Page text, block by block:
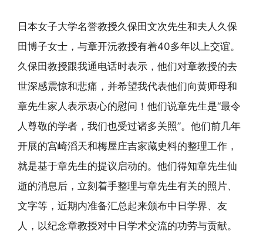
日本女子大学名誉教授久保田文次先生和夫人久保
田博子女士，与章开沅教授有着40多年以上交谊。
久保田教授跟我通电话时表示，他们对章教授的去
世深感震惊和悲痛，并希望我代表他们向黄师母和
章先生家人表示衷心的慰问！他们说章先生是“最令
人尊敬的学者，我们也受过诸多关照”。他们前几年
开展的宫崎滔天和梅屋庄吉家藏史料的整理工作，
就是基于章先生的提议启动的。他们得知章先生仙
逝的消息后，立刻着手整理与章先生有关的照片、
文字等，近期内准备汇总起来颁布中日学界、友
人，以纪念章教授对中日学术交流的功劳与贡献。